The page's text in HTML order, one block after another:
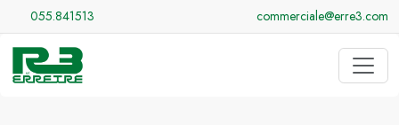
055.841513 commerciale@erre3.com